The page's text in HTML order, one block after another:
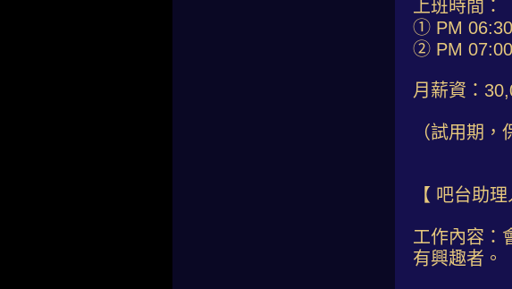
上班時間：
① PM
② PM
月薪資：
（試用期，
【 吧台助理
工作內容：
有興趣者。